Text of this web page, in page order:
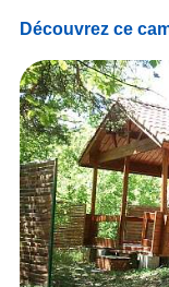
Découvrez ce